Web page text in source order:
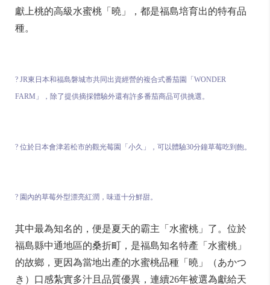
獻上桃的高級水蜜桃「曉」，都是福島培育出的特有品
種。
? JR東日本和福島磐城市共同出資經營的複合式番茄園「WONDER
FARM」，除了提供摘採體驗外還有許多番茄商品可供挑選。
? 位於日本會津若松市的觀光莓園「小久」，可以體驗30分鐘草莓吃到飽。
? 園內的草莓外型漂亮紅潤，味道十分鮮甜。
其中最為知名的，便是夏天的霸主「水蜜桃」了。位於
福島縣中通地區的桑折町，是福島知名特產「水蜜桃」
的故鄉，更因為當地出產的水蜜桃品種「曉」（あかつ
き）口感紮實多汁且品質優異，連續26年被選為獻給天